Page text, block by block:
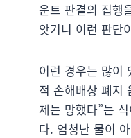
운트 판결의 집행
앗기니 이런 판단
이런 경우는 많이
적 손해배상 폐지
제는 망했다”는
다. 엄청난 물이